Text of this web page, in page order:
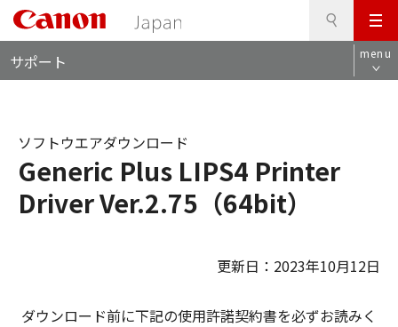
メ
ニ
ュ
サポート menu
Generic Plus LIPS4 Printer
Driver Ver.2.75（64bit）
ソフトウエアダウンロード
更新日：2023年10月12日
ダウンロード前に下記の使用許諾契約書を必ずお読みく